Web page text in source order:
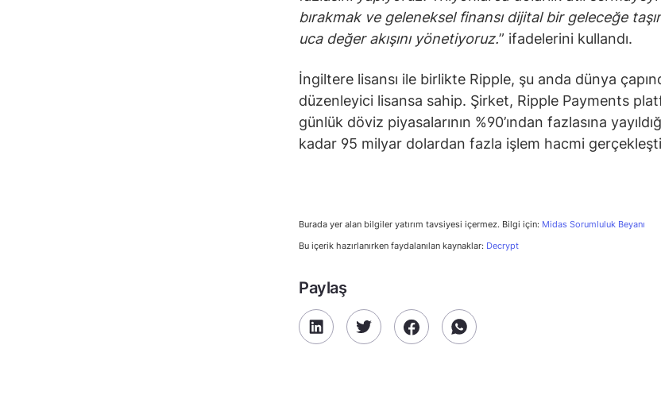
bırakmak ve geleneksel finansı dijital bir geleceğe
uca değer akışını yönetiyoruz.” ifadelerini kullandı.
İngiltere lisansı ile birlikte Ripple, şu anda dünya
düzenleyici lisansa sahip. Şirket, Ripple Payments
günlük döviz piyasalarının %90’ından fazlasına
kadar 95 milyar dolardan fazla işlem hacmi
Burada yer alan bilgiler yatırım tavsiyesi içermez. Bilgi için: Midas Sorumluluk Beyanı
Bu içerik hazırlanırken faydalanılan kaynaklar: Decrypt
Paylaş